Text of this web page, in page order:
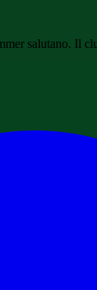
salutano. Il